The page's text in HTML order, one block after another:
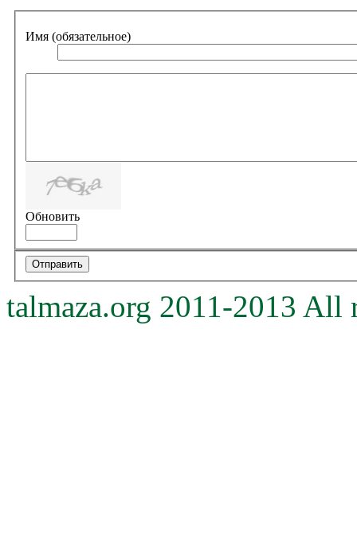
Имя (обязательное)
Обновить
talmaza.org 2011-2013 All